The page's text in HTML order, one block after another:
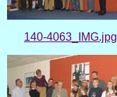
140-4063_IMG.jpg